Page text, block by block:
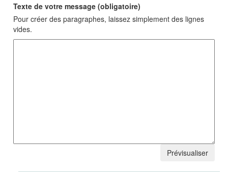
Texte de votre message (obligatoire)
Pour créer des paragraphes, laissez simplement des lignes
vides.